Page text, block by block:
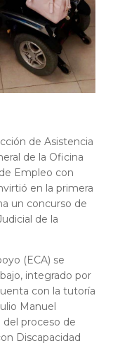
de Asistencia
de la Oficina
Empleo con
en la primera
un concurso de
de la
(ECA) se
integrado por
con la tutoría
Manuel
del proceso de
Discapacidad